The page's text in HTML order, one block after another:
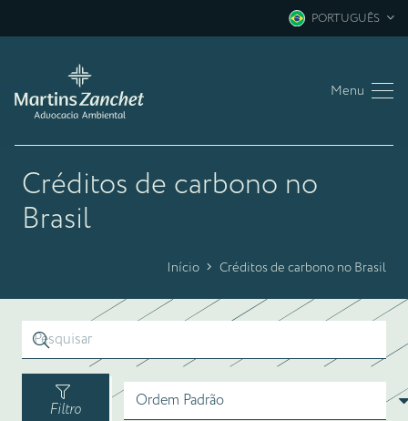
PORTUGUÊS
Menu
Créditos de carbono no
Brasil
Início Créditos de carbono no Brasil
Filtro